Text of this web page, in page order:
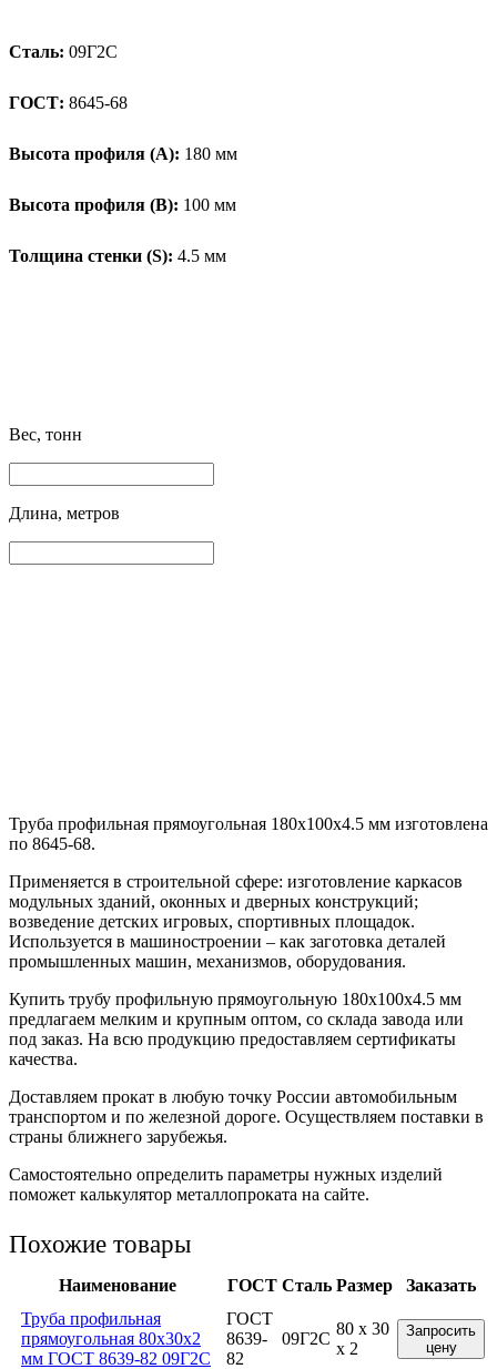
Сталь: 09Г2С
ГОСТ: 8645-68
Высота профиля (А): 180 мм
Высота профиля (B): 100 мм
Толщина стенки (S): 4.5 мм
Вес, тонн
Длина, метров
Труба профильная прямоугольная 180х100х4.5 мм изготовлена
по 8645-68.
Применяется в строительной сфере: изготовление каркасов
модульных зданий, оконных и дверных конструкций;
возведение детских игровых, спортивных площадок.
Используется в машиностроении – как заготовка деталей
промышленных машин, механизмов, оборудования.
Купить трубу профильную прямоугольную 180х100х4.5 мм
предлагаем мелким и крупным оптом, со склада завода или
под заказ. На всю продукцию предоставляем сертификаты
качества.
Доставляем прокат в любую точку России автомобильным
транспортом и по железной дороге. Осуществляем поставки в
страны ближнего зарубежья.
Самостоятельно определить параметры нужных изделий
поможет калькулятор металлопроката на сайте.
Похожие товары
Наименование ГОСТ Сталь Размер
Заказать
Труба профильная
прямоугольная 80x30x2
мм ГОСТ 8639-82 09Г2С
ГОСТ
8639-
82
09Г2С
80 x 30
x 2
Запросить
цену